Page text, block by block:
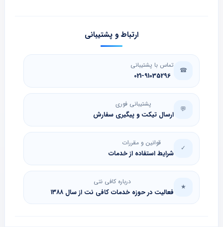
ارتباط و پشتیبانی
☎
تماس با پشتیبانی
021-91035296
💬
پشتیبانی فوری
ارسال تیکت و پیگیری سفارش
✓
قوانین و مقررات
شرایط استفاده از خدمات
★
درباره کافی نتی
فعالیت در حوزه خدمات کافی نت از سال ۱۳۸۸